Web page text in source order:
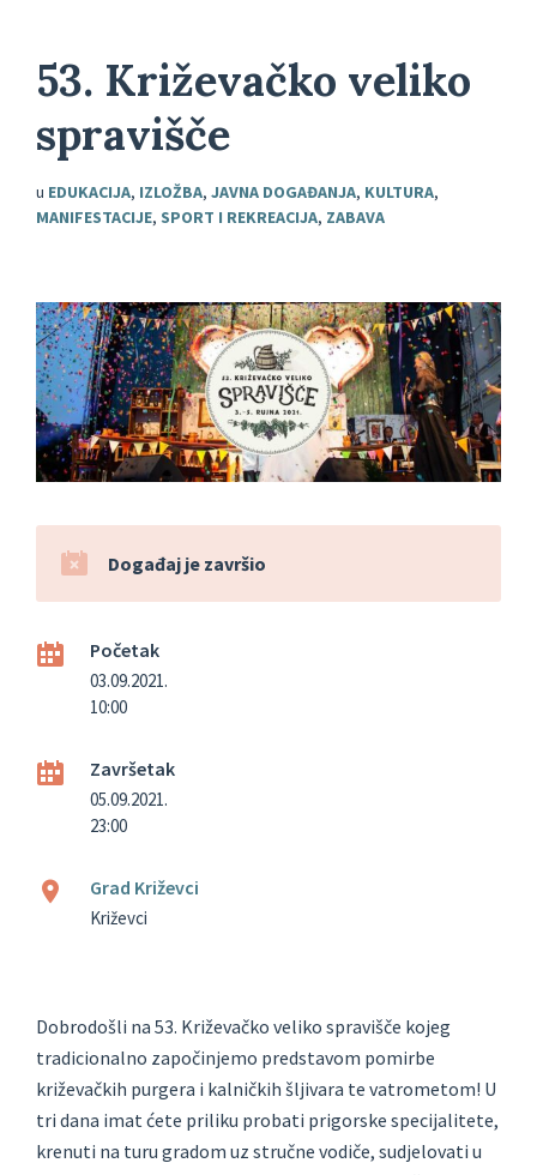
53. Križevačko veliko
spravišče
u EDUKACIJA, IZLOŽBA, JAVNA DOGAĐANJA, KULTURA,
MANIFESTACIJE, SPORT I REKREACIJA, ZABAVA
Događaj je završio
Početak
03.09.2021.
10:00
Završetak
05.09.2021.
23:00
Grad Križevci
Križevci
Dobrodošli na 53. Križevačko veliko spravišče kojeg
tradicionalno započinjemo predstavom pomirbe
križevačkih purgera i kalničkih šljivara te vatrometom! U
tri dana imat ćete priliku probati prigorske specijalitete,
krenuti na turu gradom uz stručne vodiče, sudjelovati u